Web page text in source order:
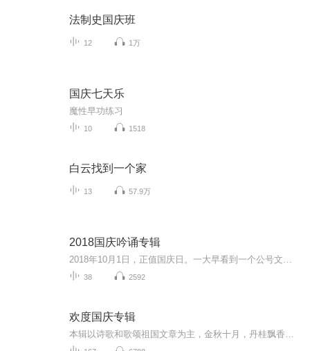
法制史国庆班
12 1万
国庆七天乐
魔性早功练习
10 1518
白云找到一个家
13 57.9万
2018国庆吟诵专辑
38 2592
欢度国庆专辑